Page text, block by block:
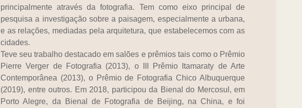
principalmente através da fotografia. Tem como eixo principal de
pesquisa a investigação sobre a paisagem, especialmente a urbana,
e as relações, mediadas pela arquitetura, que estabelecemos com as
cidades.
Teve seu trabalho destacado em salões e prêmios tais como o Prêmio
Pierre Verger de Fotografia (2013), o III Prêmio Itamaraty de Arte
Contemporânea (2013), o Prêmio de Fotografia Chico Albuquerque
(2019), entre outros. Em 2018, participou da Bienal do Mercosul, em
Porto Alegre, da Bienal de Fotografia de Beijing, na China, e foi